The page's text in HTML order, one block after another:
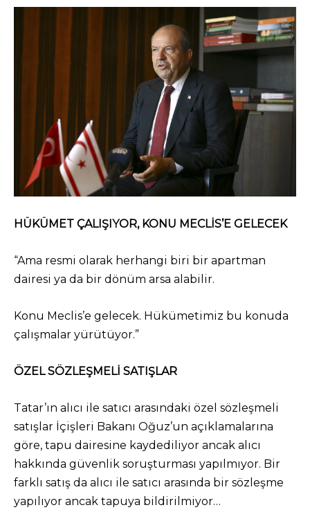
HÜKÜMET ÇALIŞIYOR, KONU MECLİS’E GELECEK
“Ama resmi olarak herhangi biri bir apartman
dairesi ya da bir dönüm arsa alabilir.
Konu Meclis’e gelecek. Hükümetimiz bu konuda
çalışmalar yürütüyor.”
ÖZEL SÖZLEŞMELİ SATIŞLAR
Tatar’ın alıcı ile satıcı arasındaki özel sözleşmeli
satışlar İçişleri Bakanı Oğuz’un açıklamalarına
göre, tapu dairesine kaydediliyor ancak alıcı
hakkında güvenlik soruşturması yapılmıyor. Bir
farklı satış da alıcı ile satıcı arasında bir sözleşme
yapılıyor ancak tapuya bildirilmiyor…